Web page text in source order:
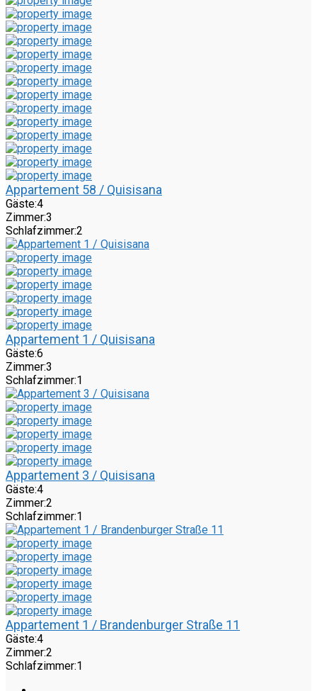
Appartement 58 / Quisisana
Gäste:4
Zimmer:3
Schlafzimmer:2
Appartement 1 / Quisisana
Gäste:6
Zimmer:3
Schlafzimmer:1
Appartement 3 / Quisisana
Gäste:4
Zimmer:2
Schlafzimmer:1
Appartement 1 / Brandenburger Straße 11
Gäste:4
Zimmer:2
Schlafzimmer:1